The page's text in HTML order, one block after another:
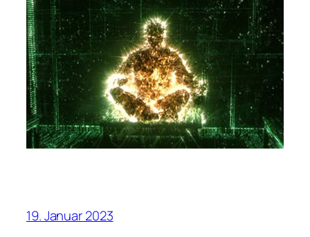
19. Januar 2023